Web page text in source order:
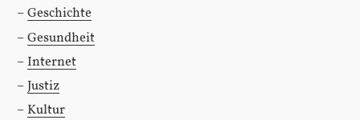
Geschichte
Gesundheit
Internet
Justiz
Kultur